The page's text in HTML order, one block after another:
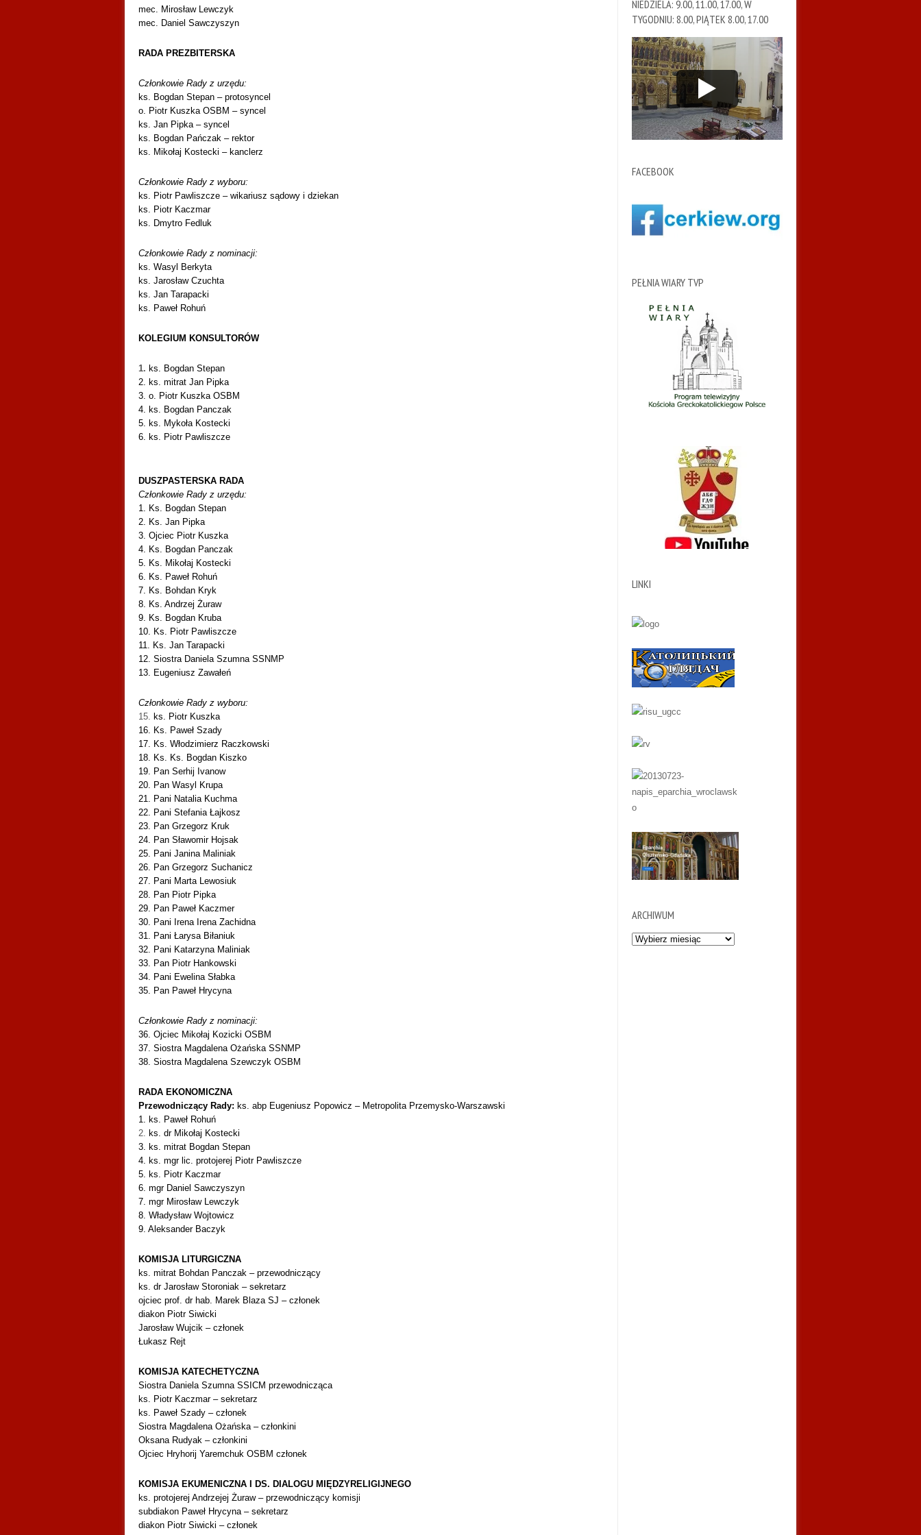
mec. Mirosław Lewczyk
mec. Daniel Sawczyszyn
RADA PREZBITERSKA
Członkowie Rady z urzędu:
ks. Bogdan Stepan – protosyncel
o. Piotr Kuszka OSBM – syncel
ks. Jan Pipka – syncel
ks. Bogdan Pańczak – rektor
ks. Mikołaj Kostecki – kanclerz
Członkowie Rady z wyboru:
ks. Piotr Pawliszcze – wikariusz sądowy i dziekan
ks. Piotr Kaczmar
ks. Dmytro Fedluk
Członkowie Rady z nominacji:
ks. Wasyl Berkyta
ks. Jarosław Czuchta
ks. Jan Tarapacki
ks. Paweł Rohuń
KOLEGIUM KONSULTORÓW
1. ks. Bogdan Stepan
2. ks. mitrat Jan Pipka
3. o. Piotr Kuszka OSBM
4. ks. Bogdan Panczak
5. ks. Mykoła Kostecki
6. ks. Piotr Pawliszcze
DUSZPASTERSKA RADA
Członkowie Rady z urzędu:
1. Ks. Bogdan Stepan
2. Ks. Jan Pipka
3. Ojciec Piotr Kuszka
4. Ks. Bogdan Panczak
5. Ks. Mikołaj Kostecki
6. Ks. Paweł Rohuń
7. Ks. Bohdan Kryk
8. Ks. Andrzej Żuraw
9. Ks. Bogdan Kruba
10. Ks. Piotr Pawliszcze
11. Ks. Jan Tarapacki
12. Siostra Daniela Szumna SSNMP
13. Eugeniusz Zawałeń
Członkowie Rady z wyboru:
15. ks. Piotr Kuszka
16. Ks. Paweł Szady
17. Ks. Włodzimierz Raczkowski
18. Ks. Ks. Bogdan Kiszko
19. Pan Serhij Ivanow
20. Pan Wasyl Krupa
21. Pani Natalia Kuchma
22. Pani Stefania Łajkosz
23. Pan Grzegorz Kruk
24. Pan Sławomir Hojsak
25. Pani Janina Maliniak
26. Pan Grzegorz Suchanicz
27. Pani Marta Lewosiuk
28. Pan Piotr Pipka
29. Pan Paweł Kaczmer
30. Pani Irena Irena Zachidna
31. Pani Łarysa Biłaniuk
32. Pani Katarzyna Maliniak
33. Pan Piotr Hankowski
34. Pani Ewelina Słabka
35. Pan Paweł Hrycyna
Członkowie Rady z nominacji:
36. Ojciec Mikołaj Kozicki OSBM
37. Siostra Magdalena Ożańska SSNMP
38. Siostra Magdalena Szewczyk OSBM
RADA EKONOMICZNA
Przewodniczący Rady: ks. abp Eugeniusz Popowicz – Metropolita Przemysko-Warszawski
1. ks. Paweł Rohuń
2. ks. dr Mikołaj Kostecki
3. ks. mitrat Bogdan Stepan
4. ks. mgr lic. protojerej Piotr Pawliszcze
5. ks. Piotr Kaczmar
6. mgr Daniel Sawczyszyn
7. mgr Mirosław Lewczyk
8. Władysław Wojtowicz
9. Aleksander Baczyk
KOMISJA LITURGICZNA
ks. mitrat Bohdan Panczak – przewodniczący
ks. dr Jarosław Storoniak – sekretarz
ojciec prof. dr hab. Marek Blaza SJ – członek
diakon Piotr Siwicki
Jarosław Wujcik – członek
Łukasz Rejt
KOMISJA KATECHETYCZNA
Siostra Daniela Szumna SSICM przewodnicząca
ks. Piotr Kaczmar – sekretarz
ks. Paweł Szady – członek
Siostra Magdalena Ożańska – członkini
Oksana Rudyak – członkini
Ojciec Hryhorij Yaremchuk OSBM członek
KOMISJA EKUMENICZNA I DS. DIALOGU MIĘDZYRELIGIJNEGO
ks. protojerej Andrzejej Żuraw – przewodniczący komisji
subdiakon Paweł Hrycyna – sekretarz
diakon Piotr Siwicki – członek
NIEDZIELA: 9.00, 11.00, 17.00, W
TYGODNIU: 8.00, PIĄTEK 8.00, 17.00
FACEBOOK
PEŁNIA WIARY TVP
LINKI
ARCHIWUM
Archiwum